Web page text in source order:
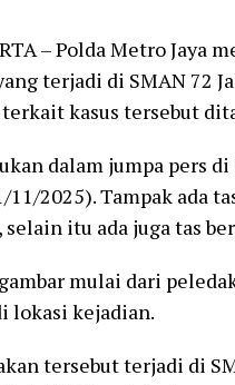
– Polda Metro Jaya
terjadi di SMAN 72
kasus tersebut
dalam jumpa pers
11/2025). Tampak ada
selain itu ada juga tas
mulai dari
lokasi kejadian.
tersebut terjadi di